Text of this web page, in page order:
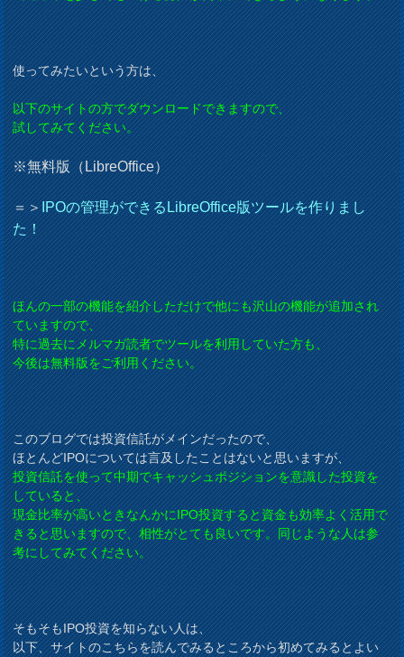
使ってみたいという方は、
以下のサイトの方でダウンロードできますので、
試してみてください。
※無料版（LibreOffice）
＝＞IPOの管理ができるLibreOffice版ツールを作りまし
た！
ほんの一部の機能を紹介しただけで他にも沢山の機能が追加され
ていますので、
特に過去にメルマガ読者でツールを利用していた方も、
今後は無料版をご利用ください。
このブログでは投資信託がメインだったので、
ほとんどIPOについては言及したことはないと思いますが、
投資信託を使って中期でキャッシュポジションを意識した投資を
していると、
現金比率が高いときなんかにIPO投資すると資金も効率よく活用で
きると思いますので、相性がとても良いです。同じような人は参
考にしてみてください。
そもそもIPO投資を知らない人は、
以下、サイトのこちらを読んでみるところから初めてみるとよい